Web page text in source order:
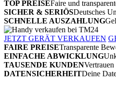
TOP PREISEFaire und
SICHER & SERIÖSDeutsches
SCHNELLE AUSZAHLUNG
JETZT GERÄT VERKAUFEN
FAIRE PREISETransparente
EINFACHE ABWICKLUNG
TAUSENDE KUNDENVertrauen
DATENSICHERHEITDeine